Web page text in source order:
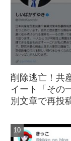
削除逃亡！共
イート「その
別文章で再投